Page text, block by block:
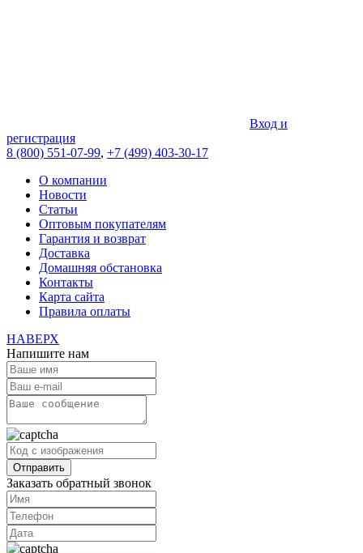
Вход и
регистрация
8 (800) 551-07-99, +7 (499) 403-30-17
О компании
Новости
Статьи
Оптовым покупателям
Гарантия и возврат
Доставка
Домашняя обстановка
Контакты
Карта сайта
Правила оплаты
НАВЕРХ
Напишите нам
Заказать обратный звонок